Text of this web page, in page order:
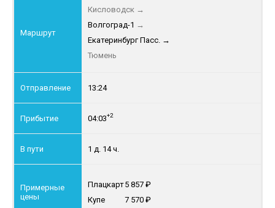
Кисловодск →
Волгоград-1 →
Екатеринбург Пасс. →
Тюмень
13:24
04:03+2
1 д. 14 ч.
Плацкарт5 857
Купе
7 570